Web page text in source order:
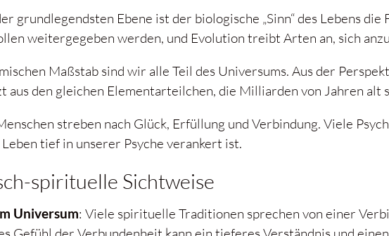
grundlegendsten Ebene ist der biologische „Sinn“ des Lebens
weitergegeben werden, und Evolution treibt Arten an, sich
Maßstab sind wir alle Teil des Universums. Aus der
aus den gleichen Elementarteilchen, die Milliarden von Jahren alt
streben nach Glück, Erfüllung und Verbindung. Viele
tief in unserer Psyche verankert ist.
spirituelle Sichtweise
Universum: Viele spirituelle Traditionen sprechen von einer